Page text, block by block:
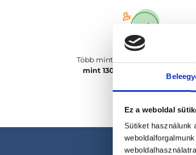
Ez a weboldal
Sütiket használunk
Több mint
mint 130 szakterületen